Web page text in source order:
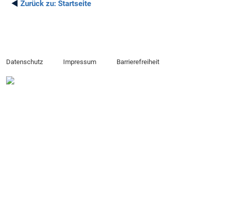
◄ Zurück zu: Startseite
Datenschutz Impressum Barrierefreiheit